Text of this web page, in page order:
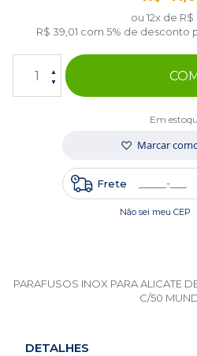
ou 12x de R$
R$ 39,01 com 5% de desconto
Em
Marcar
Frete
Não sei meu CEP
PARAFUSOS INOX PARA ALICATE
C/50
DETALHES